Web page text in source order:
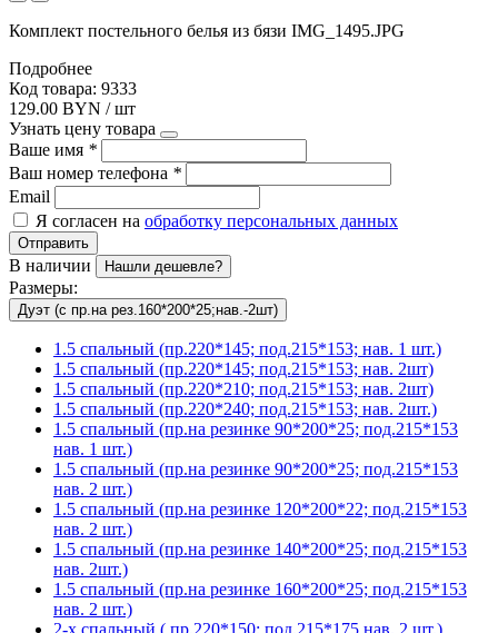
Комплект постельного белья из бязи IMG_1495.JPG
Подробнее
Код товара: 9333
129.00 BYN / шт
Узнать цену товара
Ваше имя *
Ваш номер телефона *
Email
Я согласен на обработку персональных данных
Отправить
В наличии Нашли дешевле?
Размеры:
Дуэт (с пр.на рез.160*200*25;нав.-2шт)
1.5 спальный (пр.220*145; под.215*153; нав. 1 шт.)
1.5 спальный (пр.220*145; под.215*153; нав. 2шт)
1.5 спальный (пр.220*210; под.215*153; нав. 2шт)
1.5 спальный (пр.220*240; под.215*153; нав. 2шт.)
1.5 спальный (пр.на резинке 90*200*25; под.215*153
нав. 1 шт.)
1.5 спальный (пр.на резинке 90*200*25; под.215*153
нав. 2 шт.)
1.5 спальный (пр.на резинке 120*200*22; под.215*153
нав. 2 шт.)
1.5 спальный (пр.на резинке 140*200*25; под.215*153
нав. 2шт.)
1.5 спальный (пр.на резинке 160*200*25; под.215*153
нав. 2 шт.)
2-х спальный ( пр.220*150; под.215*175 нав. 2 шт.)